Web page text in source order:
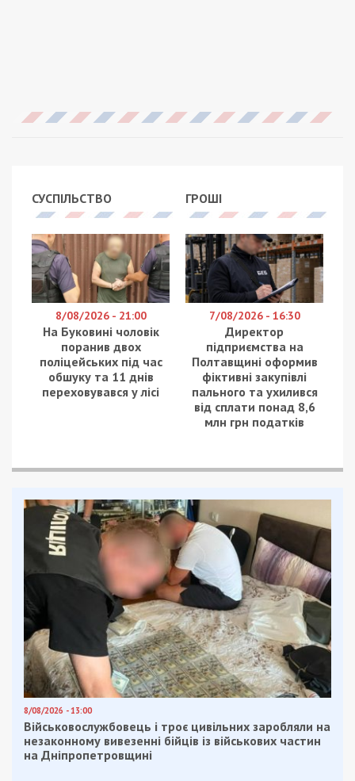
СУСПІЛЬСТВО
8/08/2026 - 21:00
На Буковині чоловік
поранив двох
поліцейських під час
обшуку та 11 днів
переховувався у лісі
ГРОШІ
7/08/2026 - 16:30
Директор
підприємства на
Полтавщині оформив
фіктивні закупівлі
пального та ухилився
від сплати понад 8,6
млн грн податків
8/08/2026 - 13:00
Військовослужбовець і троє цивільних заробляли на
незаконному вивезенні бійців із військових частин
на Дніпропетровщині